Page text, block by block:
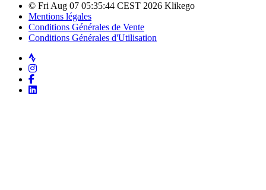
© Fri Aug 07 05:35:44 CEST 2026 Klikego
Mentions légales
Conditions Générales de Vente
Conditions Générales d'Utilisation
Strava
Instagram
Facebook
LinkedIn